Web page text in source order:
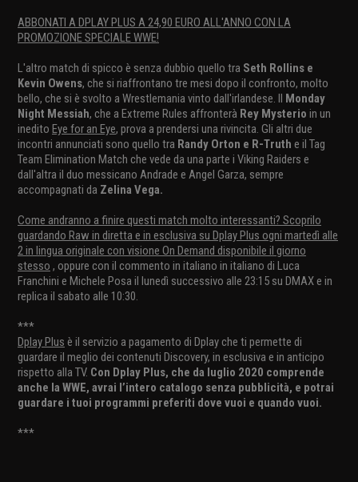
ABBONATI A DPLAY PLUS A 24,90 EURO ALL'ANNO CON LA
PROMOZIONE SPECIALE WWE!
L'altro match di spicco è senza dubbio quello tra Seth Rollins e
Kevin Owens, che si riaffrontano tre mesi dopo il confronto, molto
bello, che si è svolto a Wrestlemania vinto dall'irlandese. Il Monday
Night Messiah, che a Extreme Rules affronterà Rey Mysterio in un
inedito Eye for an Eye, prova a prendersi una rivincita. Gli altri due
incontri annunciati sono quello tra Randy Orton e R-Truth e il Tag
Team Elimination Match che vede da una parte i Viking Raiders e
dall'altra il duo messicano Andrade e Angel Garza, sempre
accompagnati da Zelina Vega.
Come andranno a finire questi match molto interessanti? Scoprilo
guardando Raw in diretta e in esclusiva su Dplay Plus ogni martedì alle
2 in lingua originale con visione On Demand disponibile il giorno
stesso , oppure con il commento in italiano in italiano di Luca
Franchini e Michele Posa il lunedì successivo alle 23:15 su DMAX e in
replica il sabato alle 10:30.
***
Dplay Plus è il servizio a pagamento di Dplay che ti permette di
guardare il meglio dei contenuti Discovery, in esclusiva e in anticipo
rispetto alla TV. Con Dplay Plus, che da luglio 2020 comprende
anche la WWE, avrai l’intero catalogo senza pubblicità, e potrai
guardare i tuoi programmi preferiti dove vuoi e quando vuoi.
***